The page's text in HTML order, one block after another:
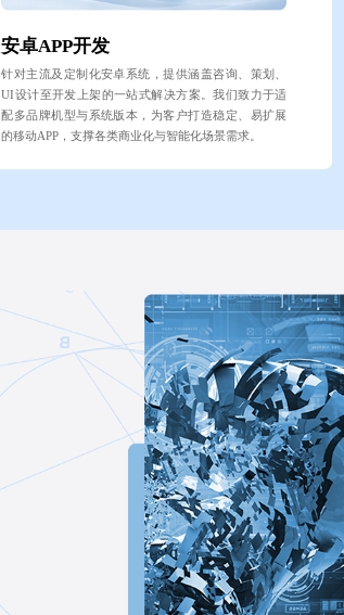
安卓APP开发
针对主流及定制化安卓系统，提供涵盖咨询、策划、
UI设计至开发上架的一站式解决方案。我们致力于适
配多品牌机型与系统版本，为客户打造稳定、易扩展
的移动APP，支撑各类商业化与智能化场景需求。